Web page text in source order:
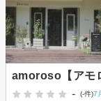
amoroso【アモ
-
(-件)7